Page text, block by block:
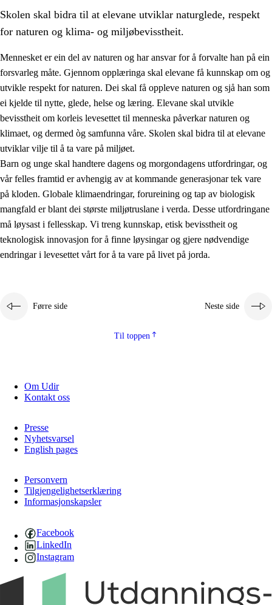
1. Verdigrunnlaget i opplæringa
1.1 Menneskeverdet
1.2 Identitet og kulturelt mangfald
1.3 Kritisk tenking og etisk bevisstheit
1.4 Skaparglede, engasjement og utforskartrong
1.5 Respekt for naturen og miljøbevisstheit
Skolen skal bidra til at elevane utviklar naturglede, respekt
for naturen og klima- og miljøbevisstheit.
Mennesket er ein del av naturen og har ansvar for å forvalte han på ein
forsvarleg måte. Gjennom opplæringa skal elevane få kunnskap om og
utvikle respekt for naturen. Dei skal få oppleve naturen og sjå han som
ei kjelde til nytte, glede, helse og læring. Elevane skal utvikle
bevisstheit om korleis levesettet til menneska påverkar naturen og
klimaet, og dermed òg samfunna våre. Skolen skal bidra til at elevane
utviklar vilje til å ta vare på miljøet.
Barn og unge skal handtere dagens og morgondagens utfordringar, og
vår felles framtid er avhengig av at kommande generasjonar tek vare
på kloden. Globale klimaendringar, forureining og tap av biologisk
mangfald er blant dei største miljøtruslane i verda. Desse utfordringane
må løysast i fellesskap. Vi treng kunnskap, etisk bevisstheit og
teknologisk innovasjon for å finne løysingar og gjere nødvendige
endringar i levesettet vårt for å ta vare på livet på jorda.
Førre side Neste side
Til toppen
Om Udir
Kontakt oss
Presse
Nyhetsvarsel
English pages
Personvern
Tilgjengelighetserklæring
Informasjonskapsler
Facebook
LinkedIn
Instagram